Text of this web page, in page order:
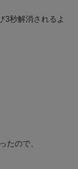
3秒解消されるよ
たので、